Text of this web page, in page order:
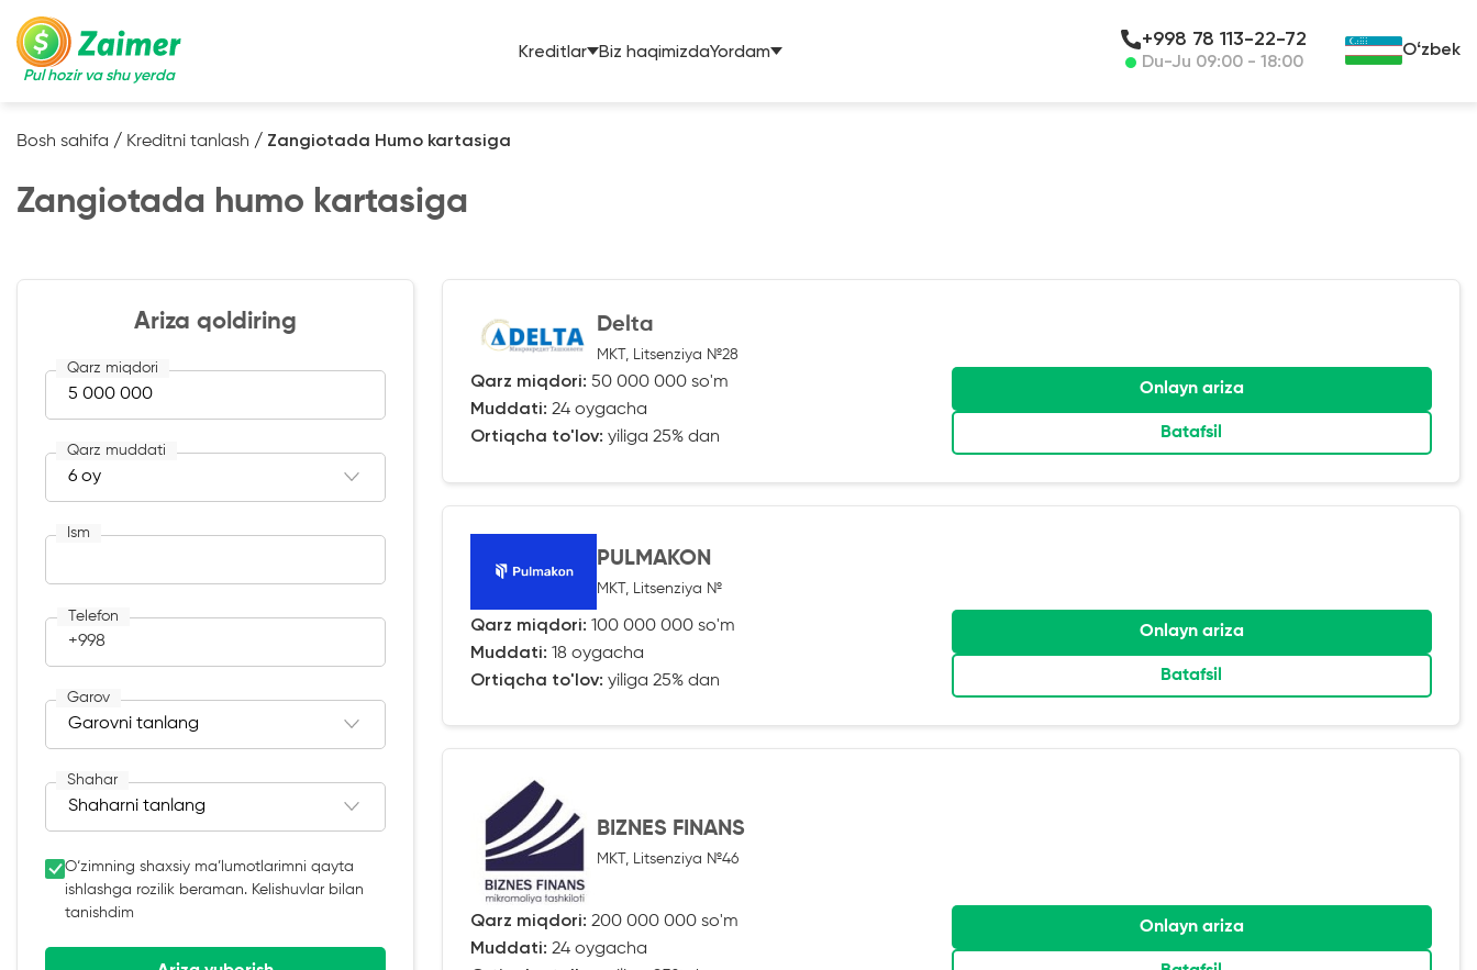
Pul hozir va shu yerda
Kreditlar Biz haqimizdaYordam
+998 78 113-22-72
Du-Ju 09:00 - 18:00
Oʻzbek
Bosh sahifa / Kreditni tanlash / Zangiotada Humo kartasiga
Zangiotada humo kartasiga
Ariza qoldiring
Qarz miqdori
Qarz muddati
Ism
Telefon
+998
Garov
Shahar
O‘zimning shaxsiy ma’lumotlarimni qayta
ishlashga rozilik beraman. Kelishuvlar bilan
tanishdim
Delta
MKT, Litsenziya №28
Qarz miqdori: 50 000 000 so'm
Muddati: 24 oygacha
Ortiqcha to'lov: yiliga 25% dan
Onlayn ariza
Batafsil
PULMAKON
MKT, Litsenziya №
Qarz miqdori: 100 000 000 so'm
Muddati: 18 oygacha
Ortiqcha to'lov: yiliga 25% dan
Onlayn ariza
Batafsil
BIZNES FINANS
MKT, Litsenziya №46
Qarz miqdori: 200 000 000 so'm
Muddati: 24 oygacha
Onlayn ariza